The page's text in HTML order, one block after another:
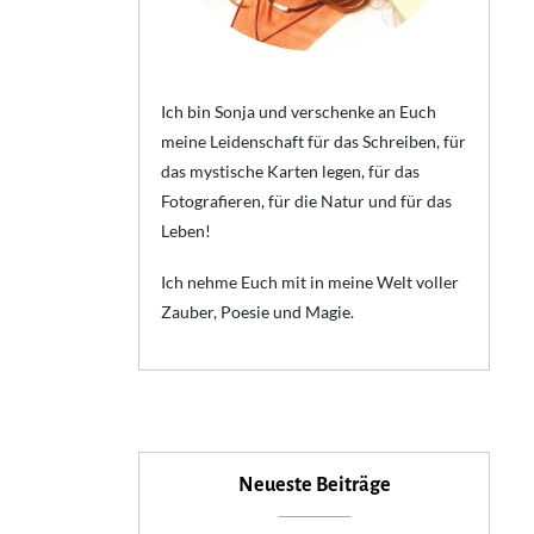
Ich bin Sonja und verschenke an Euch
meine Leidenschaft für das Schreiben, für
das mystische Karten legen, für das
Fotografieren, für die Natur und für das
Leben!
Ich nehme Euch mit in meine Welt voller
Zauber, Poesie und Magie.
Neueste Beiträge